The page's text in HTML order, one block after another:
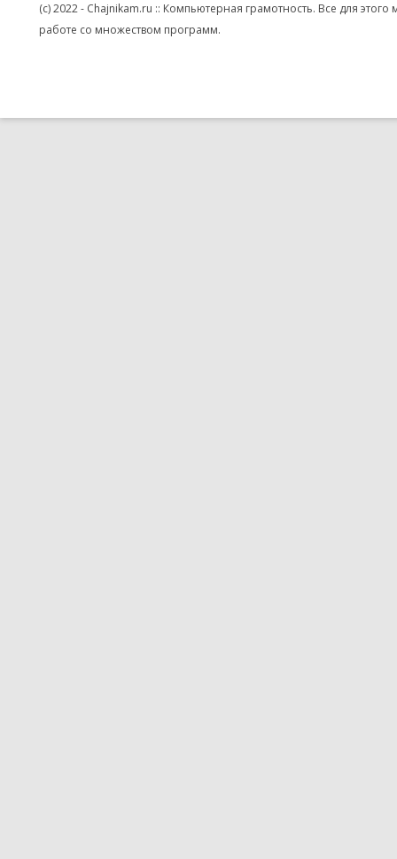
(c) 2022 - Chajnikam.ru :: Компьютерная грамотность. Все для
работе со множеством программ.